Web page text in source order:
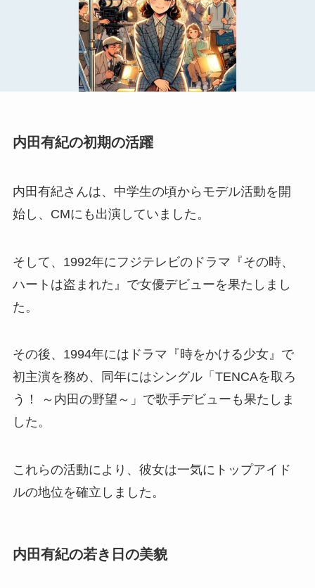
内田有紀の初期の活躍
内田有紀さんは、中学生の頃からモデル活動を開
始し、CMにも出演していました。
そして、1992年にフジテレビのドラマ『その時、
ハートは盗まれた』で女優デビューを果たしまし
た。
その後、1994年にはドラマ『時をかける少女』で
初主演を務め、同年にはシングル「TENCAを取ろ
う！ ～内田の野望～」で歌手デビューも果たしま
した。
これらの活動により、彼女は一気にトップアイド
ルの地位を確立しました。
内田有紀の若き日の美貌